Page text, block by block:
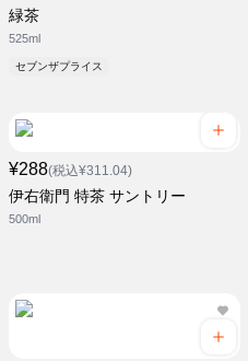
緑茶
525ml
セブンザプライス
¥288(税込¥311.04)
伊右衛門 特茶 サントリー
500ml